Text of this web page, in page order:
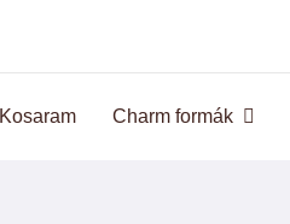
Kosaram Charm formák